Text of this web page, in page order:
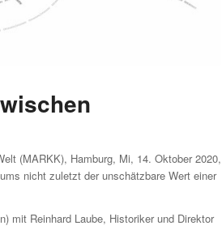
(MARKK), Hamburg, Mi, 14. Oktober 2020,
nicht zuletzt der unschätzbare Wert einer
mit Reinhard Laube, Historiker und Direktor